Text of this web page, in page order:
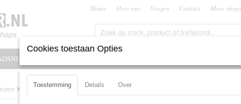
Home Over ons Vragen Contact Meer shops
> Spiebaanfrees VHM Dormer S803HB
Cookies toestaan Opties
Toestemming Details Over